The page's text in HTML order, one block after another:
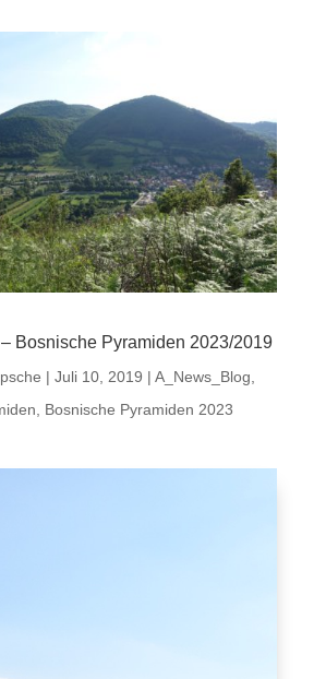
Bosnische Pyramiden 2023/2019
| Juli 10, 2019 | A_News_Blog
Bosnische Pyramiden 2023